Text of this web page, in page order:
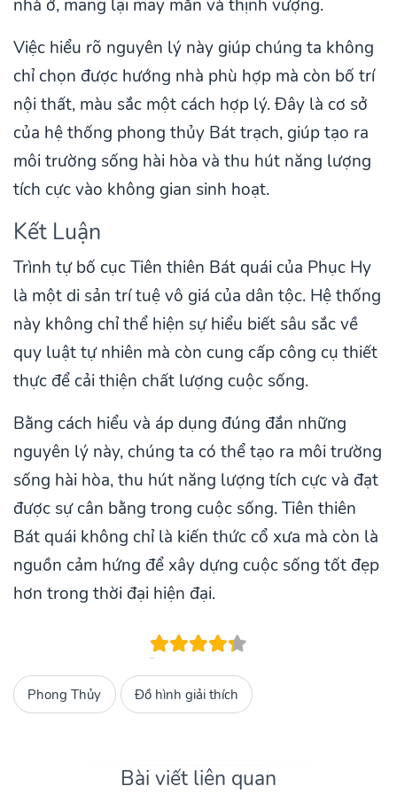
nhà ở, mang lại may mắn và thịnh vượng.
Việc hiểu rõ nguyên lý này giúp chúng ta không
chỉ chọn được hướng nhà phù hợp mà còn bố trí
nội thất, màu sắc một cách hợp lý. Đây là cơ sở
của hệ thống phong thủy Bát trạch, giúp tạo ra
môi trường sống hài hòa và thu hút năng lượng
tích cực vào không gian sinh hoạt.
Kết Luận
Trình tự bố cục Tiên thiên Bát quái của Phục Hy
là một di sản trí tuệ vô giá của dân tộc. Hệ thống
này không chỉ thể hiện sự hiểu biết sâu sắc về
quy luật tự nhiên mà còn cung cấp công cụ thiết
thực để cải thiện chất lượng cuộc sống.
Bằng cách hiểu và áp dụng đúng đắn những
nguyên lý này, chúng ta có thể tạo ra môi trường
sống hài hòa, thu hút năng lượng tích cực và đạt
được sự cân bằng trong cuộc sống. Tiên thiên
Bát quái không chỉ là kiến thức cổ xưa mà còn là
nguồn cảm hứng để xây dựng cuộc sống tốt đẹp
hơn trong thời đại hiện đại.
Phong Thủy Đồ hình giải thích
Bài viết liên quan